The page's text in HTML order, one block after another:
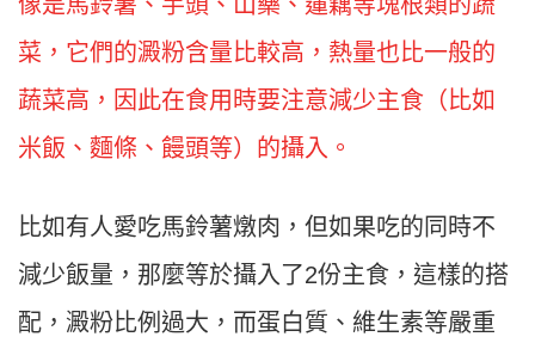
菜，它們的澱粉含量比較高，熱量也比一般的
蔬菜高，因此在食用時要注意減少主食（比如
米飯、麵條、饅頭等）的攝入。
比如有人愛吃馬鈴薯燉肉，但如果吃的同時不
減少飯量，那麼等於攝入了2份主食，這樣的搭
配，澱粉比例過大，而蛋白質、維生素等嚴重